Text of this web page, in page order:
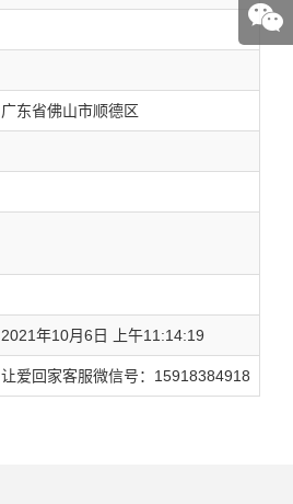
广东省佛山市顺德区
2021年10月6日 上午11:14:19
让爱回家客服微信号：15918384918